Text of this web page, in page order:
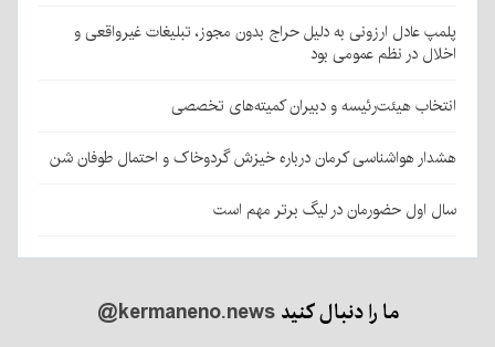
پلمپ عادل ارزونی به دليل حراج بدون مجوز، تبليغات غیرواقعی و
اخلال در نظم عمومی بود
انتخاب هیئت‌رئیسه و دبیران کمیته‌های تخصصی
هشدار هواشناسی کرمان درباره خیزش گردوخاک و احتمال طوفان شن
سال اول حضورمان در لیگ برتر مهم است
ما را دنبال کنید@kermaneno.news